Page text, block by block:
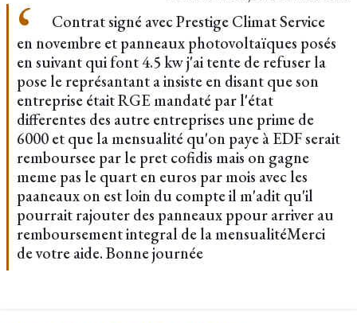
Contrat signé avec Prestige Climat Service
en novembre et panneaux photovoltaïques posés
en suivant qui font 4.5 kw j'ai tente de refuser la
pose le représantant a insiste en disant que son
entreprise était RGE mandaté par l'état
differentes des autre entreprises une prime de
6000 et que la mensualité qu'on paye à EDF serait
remboursee par le pret cofidis mais on gagne
meme pas le quart en euros par mois avec les
paaneaux on est loin du compte il m'adit qu'il
pourrait rajouter des panneaux ppour arriver au
remboursement integral de la mensualitéMerci
de votre aide. Bonne journée